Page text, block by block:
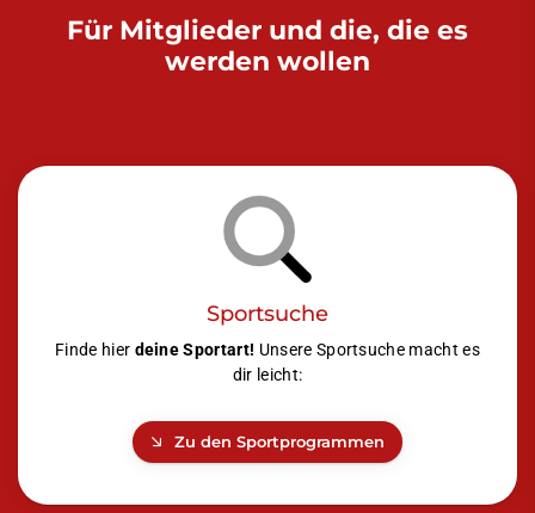
Für Mitglieder und die, die es
werden wollen
Sportsuche
Finde hier deine Sportart! Unsere Sportsuche macht es
dir leicht:
Zu den Sportprogrammen